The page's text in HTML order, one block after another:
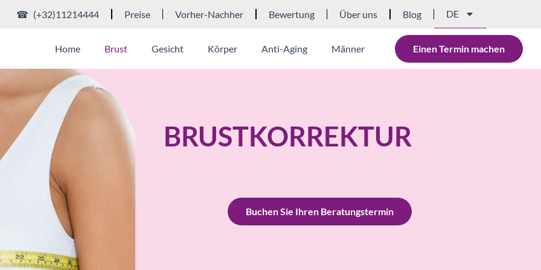
☎ (+32)11214444 Preise Vorher-Nachher Bewertung Über uns Blog DE
Home Brust Gesicht Körper Anti-Aging Männer Einen Termin machen
BRUSTKORREKTUR
Buchen Sie Ihren Beratungstermin